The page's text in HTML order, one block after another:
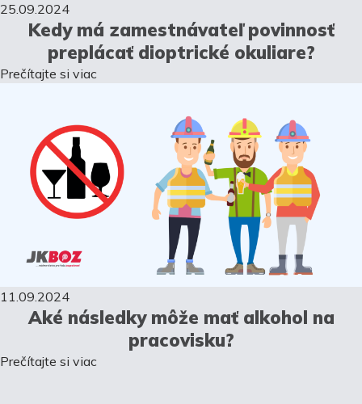
25.09.2024
Kedy má zamestnávateľ povinnosť
preplácať dioptrické okuliare?
Prečítajte si viac
11.09.2024
Aké následky môže mať alkohol na
pracovisku?
Prečítajte si viac